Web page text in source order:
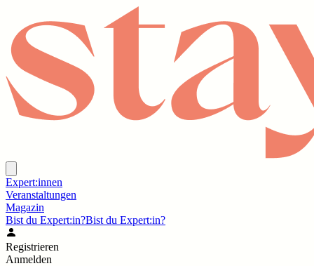
Expert:innen
Veranstaltungen
Magazin
Bist du Expert:in?Bist du Expert:in?
Registrieren
Anmelden